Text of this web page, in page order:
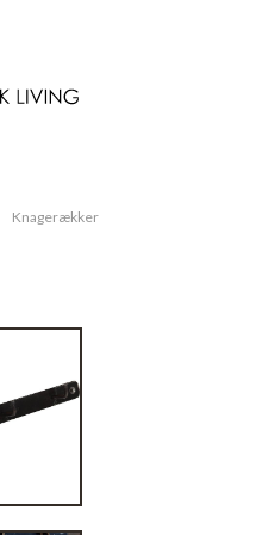
Knagerækker